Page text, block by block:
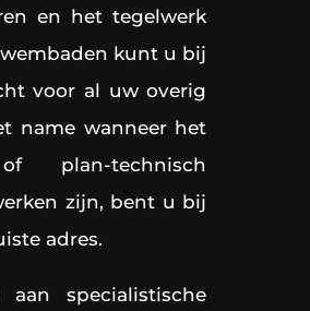
en het tegelwerk
kunt u bij
voor al uw overig
name wanneer het
plan-technisch
zijn, bent u bij
adres.
specialistische